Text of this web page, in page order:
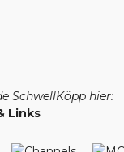
SchwellKöpp hier:
Links